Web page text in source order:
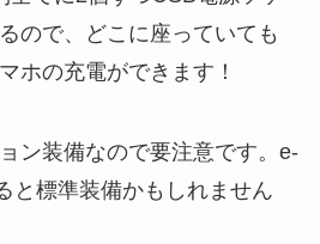
ので、どこに座っていても
ホの充電ができます！
ン装備なので要注意です。e-
と標準装備かもしれません